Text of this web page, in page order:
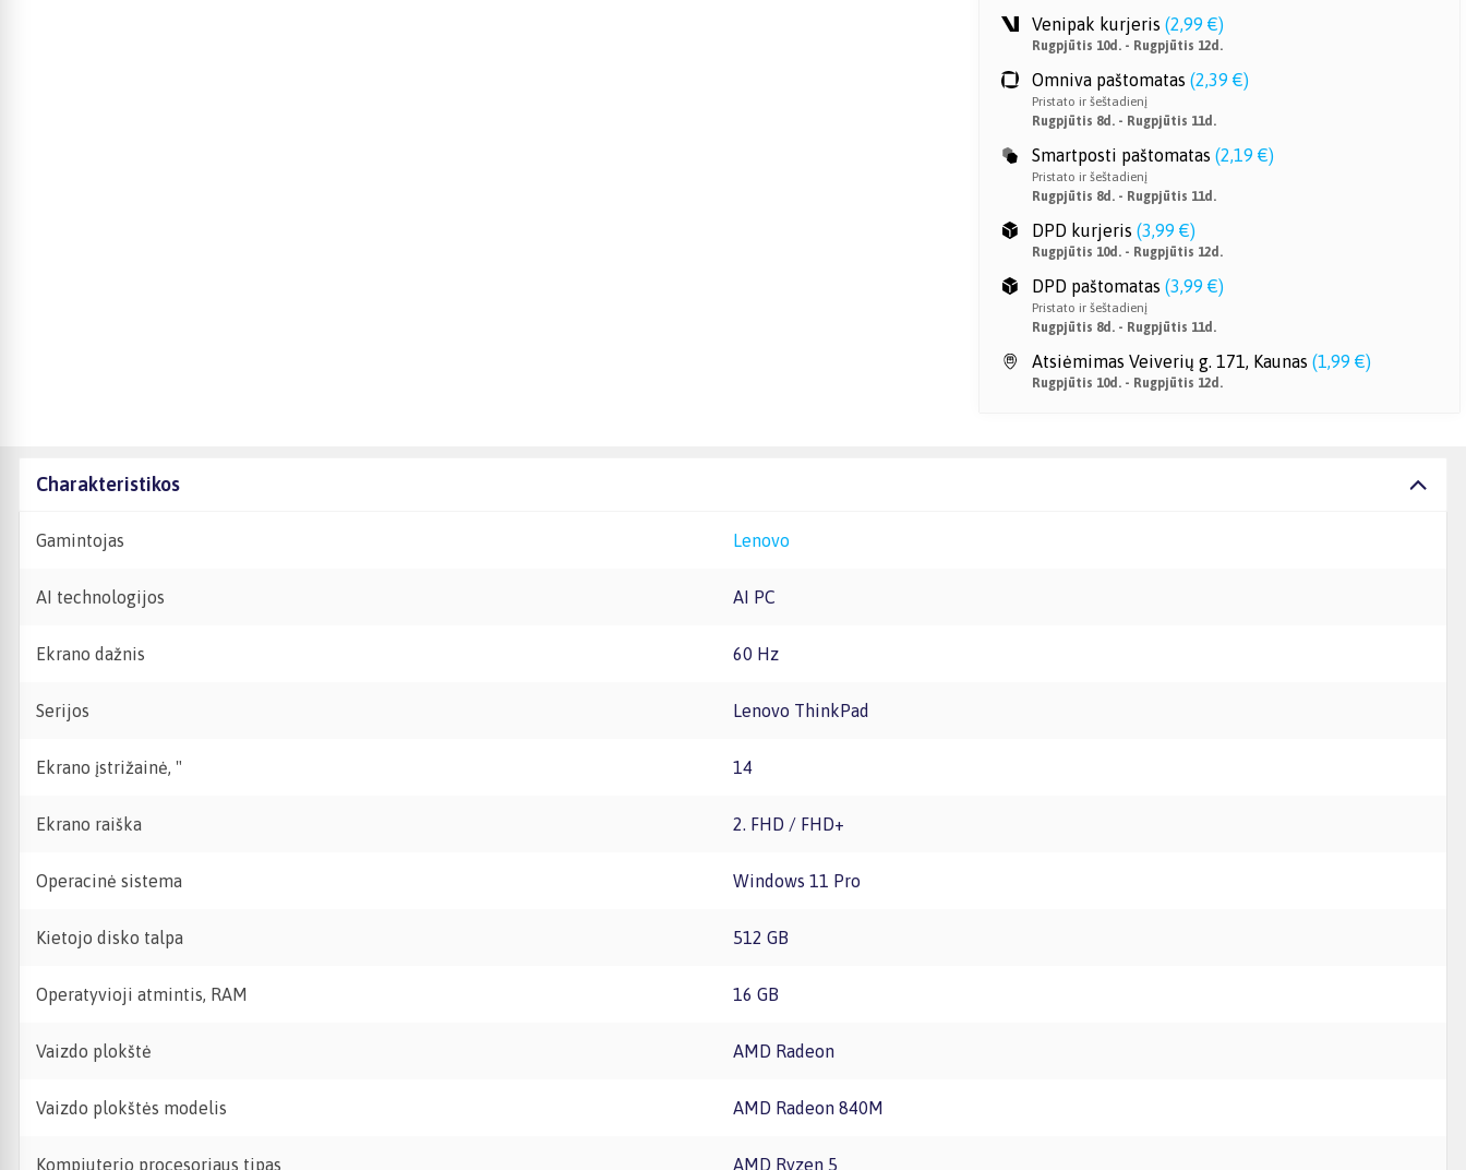
Venipak kurjeris (2,99 €)
Rugpjūtis 10d. - Rugpjūtis 12d.
Omniva paštomatas (2,39 €)
Pristato ir šeštadienį
Rugpjūtis 8d. - Rugpjūtis 11d.
Smartposti paštomatas (2,19 €)
Pristato ir šeštadienį
Rugpjūtis 8d. - Rugpjūtis 11d.
DPD kurjeris (3,99 €)
Rugpjūtis 10d. - Rugpjūtis 12d.
DPD paštomatas (3,99 €)
Pristato ir šeštadienį
Rugpjūtis 8d. - Rugpjūtis 11d.
Atsiėmimas Veiverių g. 171, Kaunas (1,99 €)
Rugpjūtis 10d. - Rugpjūtis 12d.
Charakteristikos
Gamintojas Lenovo
AI technologijos AI PC
Ekrano dažnis 60 Hz
Serijos Lenovo ThinkPad
Ekrano įstrižainė, " 14
Ekrano raiška 2. FHD / FHD+
Operacinė sistema Windows 11 Pro
Kietojo disko talpa 512 GB
Operatyvioji atmintis, RAM 16 GB
Vaizdo plokštė AMD Radeon
Vaizdo plokštės modelis AMD Radeon 840M
Kompiuterio procesoriaus tipas AMD Ryzen 5